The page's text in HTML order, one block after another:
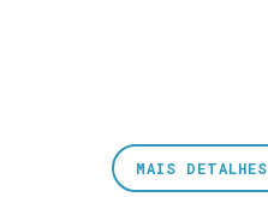
MAIS DETALHES